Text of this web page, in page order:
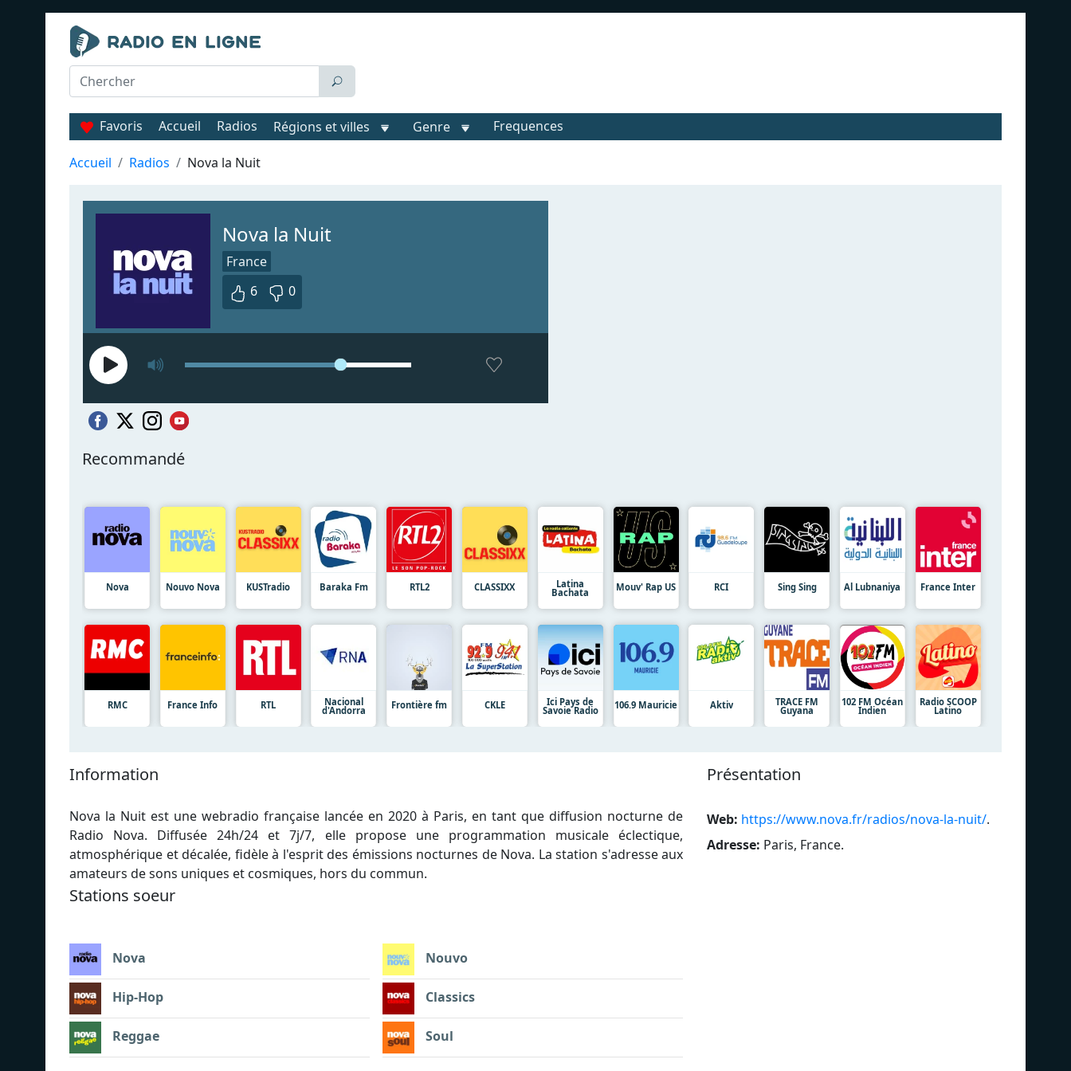
Favoris Accueil Radios Régions et villes Genre Frequences
Accueil Radios Nova la Nuit
Nova la Nuit
France
6
0
Recommandé
Nova Nouvo Nova KUSTradio Baraka Fm RTL2 CLASSIXX Latina
Bachata Mouv' Rap US RCI Sing Sing Al Lubnaniya France Inter
RMC France Info RTL Nacional
d'Andorra Frontière fm CKLE Ici Pays de
Savoie Radio 106.9 Mauricie Aktiv TRACE FM
Guyana
102 FM Océan
Indien
Radio SCOOP
Latino
Information
Nova la Nuit est une webradio française lancée en 2020 à Paris, en tant que diffusion nocturne de
Radio Nova. Diffusée 24h/24 et 7j/7, elle propose une programmation musicale éclectique,
atmosphérique et décalée, fidèle à l'esprit des émissions nocturnes de Nova. La station s'adresse aux
amateurs de sons uniques et cosmiques, hors du commun.
Stations soeur
Nova
Hip-Hop
Reggae
Nouvo
Classics
Soul
Présentation
Web: https://www.nova.fr/radios/nova-la-nuit/.
Adresse: Paris, France.